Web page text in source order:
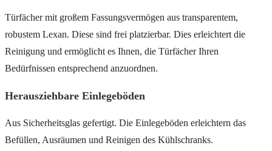
Türfächer mit großem Fassungsvermögen aus transparentem,
robustem Lexan. Diese sind frei platzierbar. Dies erleichtert die
Reinigung und ermöglicht es Ihnen, die Türfächer Ihren
Bedürfnissen entsprechend anzuordnen.
Herausziehbare Einlegeböden
Aus Sicherheitsglas gefertigt. Die Einlegeböden erleichtern das
Befüllen, Ausräumen und Reinigen des Kühlschranks.